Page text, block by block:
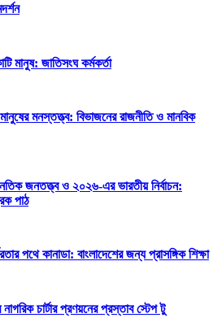
মানুষ: জাতিসংঘ কর্মকর্তা
মনস্তত্ত্ব: বিভাজনের রাজনীতি ও মানবিক
জনতত্ত্ব ও ২০২৬-এর ভারতীয় নির্বাচন:
পাঠ
পথে কানাডা: বাংলাদেশের জন্য প্রাসঙ্গিক শিক্ষা
নাগরিক চার্টার প্রণয়নের প্রস্তাব স্টেপ টু